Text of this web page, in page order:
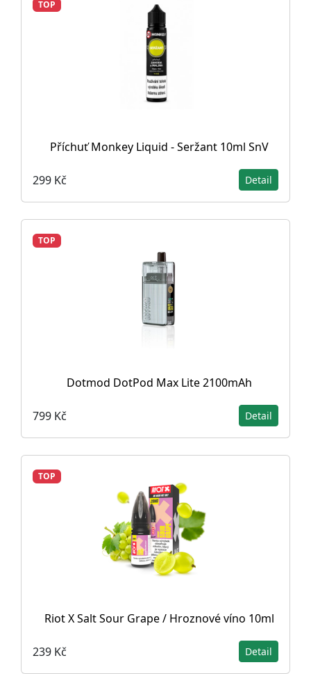
TOP
Příchuť Monkey Liquid - Seržant 10ml SnV
299 Kč Detail
TOP
Dotmod DotPod Max Lite 2100mAh
799 Kč Detail
TOP
Riot X Salt Sour Grape / Hroznové víno 10ml
239 Kč Detail